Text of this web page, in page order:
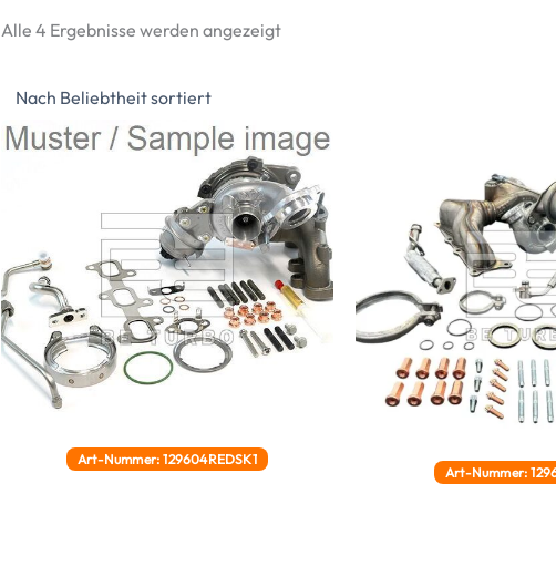
Alle 4 Ergebnisse werden angezeigtNach
Art-Nummer: 129604REDSK1
Art-Nummer: